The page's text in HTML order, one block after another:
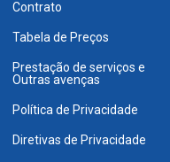
Contrato
Tabela de Preços
Prestação de serviços e
Outras avenças
Política de Privacidade
Diretivas de Privacidade